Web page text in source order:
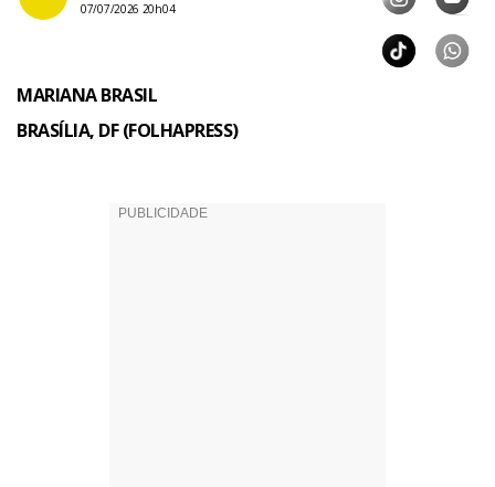
07/07/2026 20h04
MARIANA BRASIL
BRASÍLIA, DF (FOLHAPRESS)